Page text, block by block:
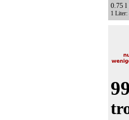
0.75 l
1 Liter: